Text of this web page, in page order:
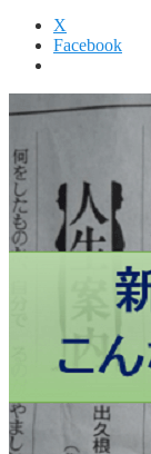
X
Facebook